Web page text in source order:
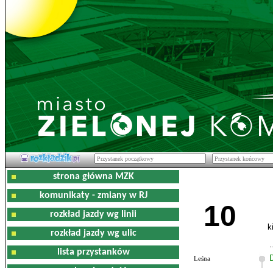
strona główna MZK
komunikaty - zmiany w RJ
rozkład jazdy wg linii
rozkład jazdy wg ulic
lista przystanków
10
Leśna